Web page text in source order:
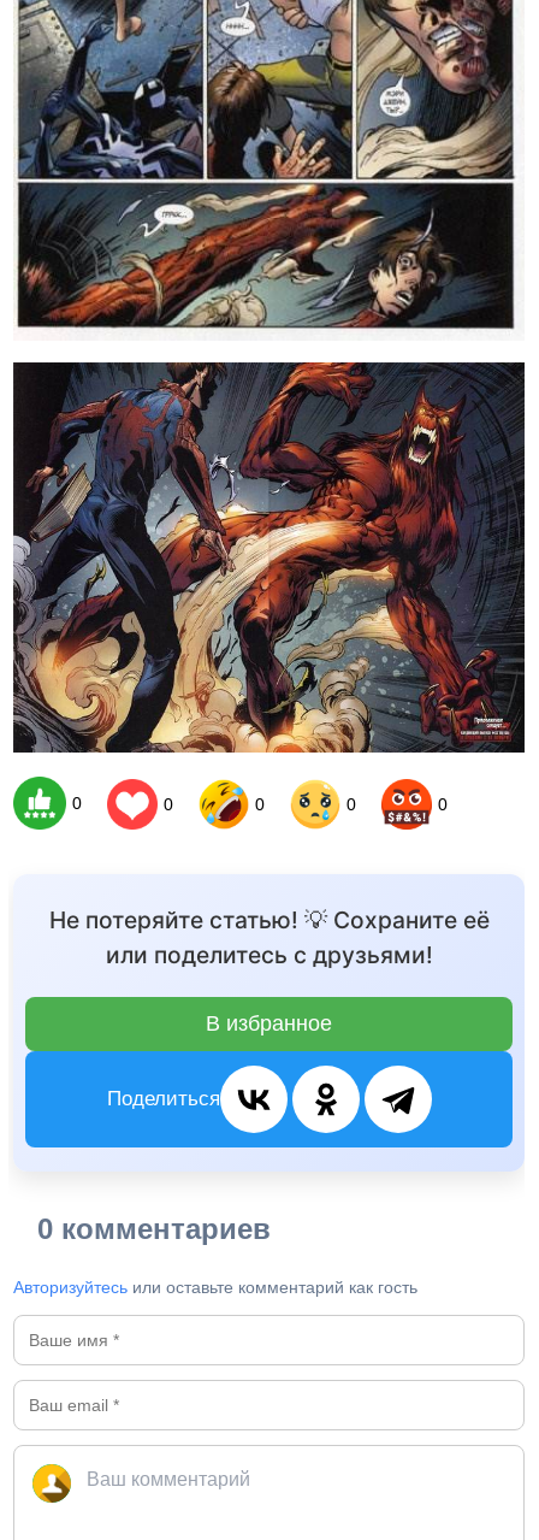
0 0 0 0 0
Не потеряйте статью! 💡 Сохраните её
или поделитесь с друзьями!
В избранное
Поделиться
0 комментариев
Авторизуйтесь или оставьте комментарий как гость